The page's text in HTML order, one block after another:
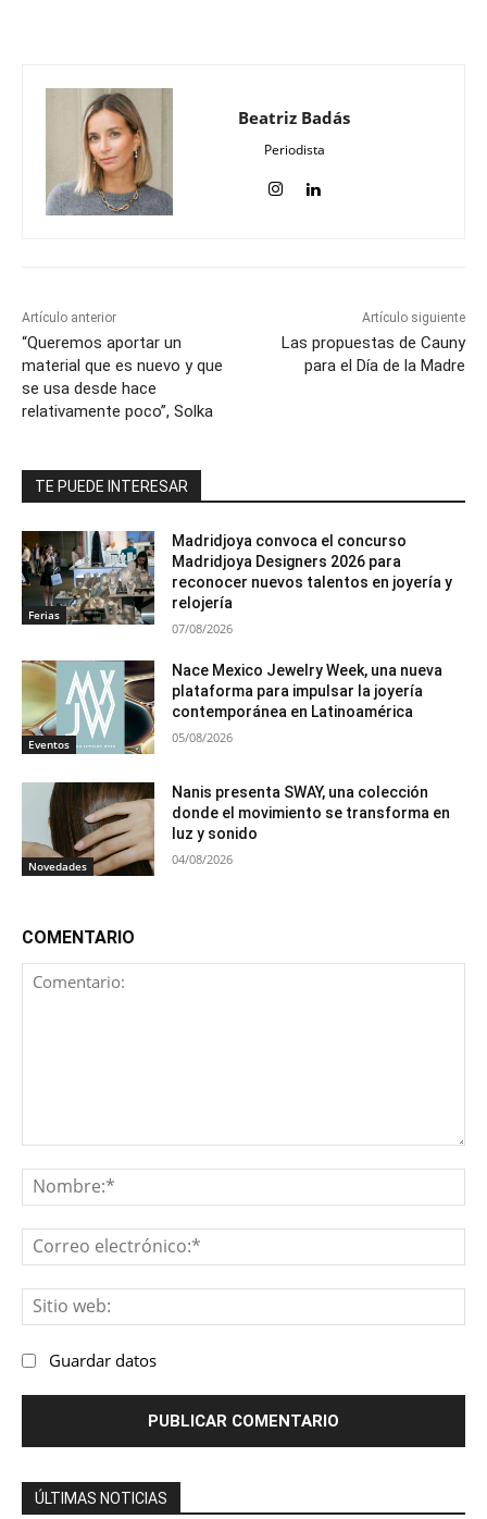
Beatriz Badás
Periodista
Artículo anterior
“Queremos aportar un
material que es nuevo y que
se usa desde hace
relativamente poco”, Solka
Artículo siguiente
Las propuestas de Cauny
para el Día de la Madre
TE PUEDE INTERESAR
Ferias
Madridjoya convoca el concurso
Madridjoya Designers 2026 para
reconocer nuevos talentos en joyería y
relojería
07/08/2026
Eventos
Nace Mexico Jewelry Week, una nueva
plataforma para impulsar la joyería
contemporánea en Latinoamérica
05/08/2026
Novedades
Nanis presenta SWAY, una colección
donde el movimiento se transforma en
luz y sonido
04/08/2026
COMENTARIO
Guardar datos
ÚLTIMAS NOTICIAS